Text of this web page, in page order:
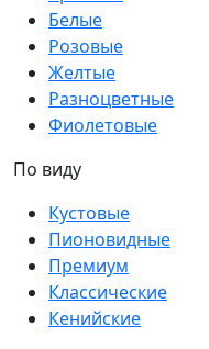
Белые
Розовые
Желтые
Разноцветные
Фиолетовые
По виду
Кустовые
Пионовидные
Премиум
Классические
Кенийские